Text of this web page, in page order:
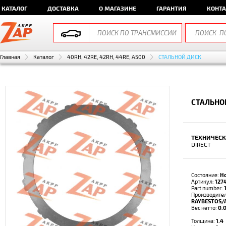
КАТАЛОГ ДОСТАВКА О МАГАЗИНЕ ГАРАНТИЯ
Главная Каталог 40RH, 42RE, 42RH, 44RE, A500 СТАЛЬНОЙ ДИСК
DIRECT
Состояние:
Артикул:
Part number:
RAYBESTOS/
Вес нетто:
Толщина: 1.4